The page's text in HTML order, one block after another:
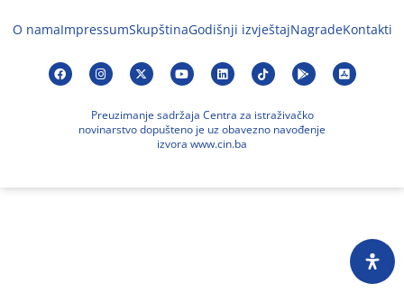
O namaImpressumSkupštinaGodišnji izvještajNagradeKontakti
Preuzimanje sadržaja Centra za istraživačko
novinarstvo dopušteno je uz obavezno navođenje
izvora www.cin.ba